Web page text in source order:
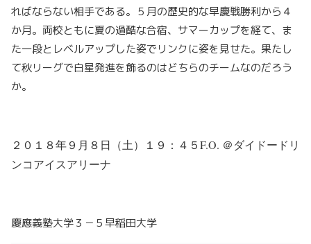
ればならない相手である。５月の歴史的な早慶戦勝利から４
か月。両校ともに夏の過酷な合宿、サマーカップを経て、ま
た一段とレベルアップした姿でリンクに姿を見せた。果たし
て秋リーグで白星発進を飾るのはどちらのチームなのだろう
か。
２０１８年９月８日（土）１９：４５F.O. ＠ダイドードリ
ンコアイスアリーナ
慶應義塾大学３－５早稲田大学